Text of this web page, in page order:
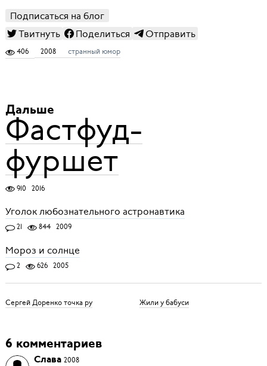
Подписаться на блог
Твитнуть
Поделиться Отправить
406 2008 странный юмор
Дальше
Фастфуд-
фуршет
910 2016
Уголок любознательного астронавтика
21 844 2009
Мороз и солнце
2 626 2005
Сергей Доренко точка ру Жили у бабуси
6 комментариев
Слава 2008